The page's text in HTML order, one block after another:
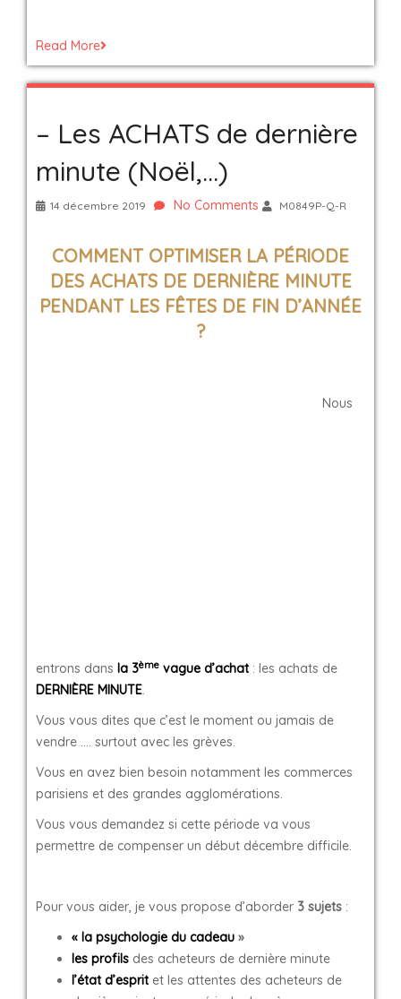
Read More
– Les ACHATS de dernière
minute (Noël,…)
14 décembre 2019 No Comments M0849P-Q-R
COMMENT OPTIMISER LA PÉRIODE
DES ACHATS DE DERNIÈRE MINUTE
PENDANT LES FÊTES DE FIN D’ANNÉE
?
Nous
entrons dans la 3ème vague d’achat : les achats de
DERNIÈRE MINUTE.
Vous vous dites que c’est le moment ou jamais de
vendre …. surtout avec les grèves.
Vous en avez bien besoin notamment les commerces
parisiens et des grandes agglomérations.
Vous vous demandez si cette période va vous
permettre de compenser un début décembre difficile.
Pour vous aider, je vous propose d’aborder 3 sujets :
« la psychologie du cadeau »
les profils des acheteurs de dernière minute
l’état d’esprit et les attentes des acheteurs de